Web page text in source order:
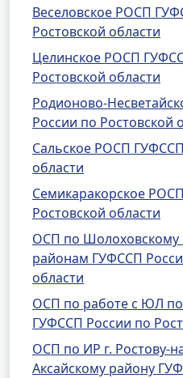
Веселовское РОСП
Ростовской области
Целинское РОСП
Ростовской области
Родионово-
России по Ростовской
Сальское РОСП
области
Семикаракорское
Ростовской области
ОСП по Шолоховскому
районам ГУФССП
области
ОСП по работе с ЮЛ по
ГУФССП России по
ОСП по ИР г. Ростову-
Аксайскому району